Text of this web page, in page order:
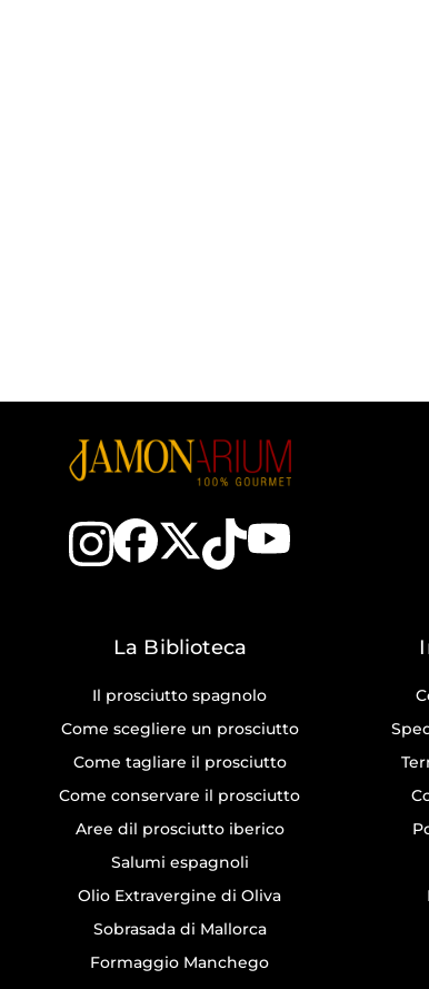
La Biblioteca
Il prosciutto spagnolo
Come scegliere un prosciutto
Come tagliare il prosciutto
Come conservare il prosciutto
Aree dil prosciutto iberico
Salumi espagnoli
Olio Extravergine di Oliva
Sobrasada di Mallorca
Formaggio Manchego